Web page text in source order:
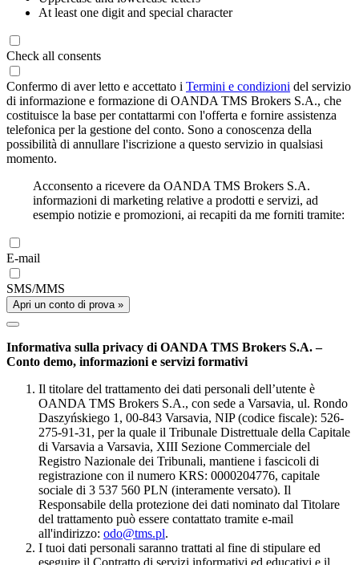
At least one digit and special character
Check all consents
Confermo di aver letto e accettato i Termini e condizioni del servizio
di informazione e formazione di OANDA TMS Brokers S.A., che
costituisce la base per contattarmi con l'offerta e fornire assistenza
telefonica per la gestione del conto. Sono a conoscenza della
possibilità di annullare l'iscrizione a questo servizio in qualsiasi
momento.
Acconsento a ricevere da OANDA TMS Brokers S.A.
informazioni di marketing relative a prodotti e servizi, ad
esempio notizie e promozioni, ai recapiti da me forniti tramite:
E-mail
SMS/MMS
Apri un conto di prova »
Informativa sulla privacy di OANDA TMS Brokers S.A. –
Conto demo, informazioni e servizi formativi
Il titolare del trattamento dei dati personali dell’utente è
OANDA TMS Brokers S.A., con sede a Varsavia, ul. Rondo
Daszyńskiego 1, 00-843 Varsavia, NIP (codice fiscale): 526-
275-91-31, per la quale il Tribunale Distrettuale della Capitale
di Varsavia a Varsavia, XIII Sezione Commerciale del
Registro Nazionale dei Tribunali, mantiene i fascicoli di
registrazione con il numero KRS: 0000204776, capitale
sociale di 3 537 560 PLN (interamente versato). Il
Responsabile della protezione dei dati nominato dal Titolare
del trattamento può essere contattato tramite e-mail
all'indirizzo: odo@tms.pl.
I tuoi dati personali saranno trattati al fine di stipulare ed
eseguire il Contratto di servizi informativi ed educativi e il